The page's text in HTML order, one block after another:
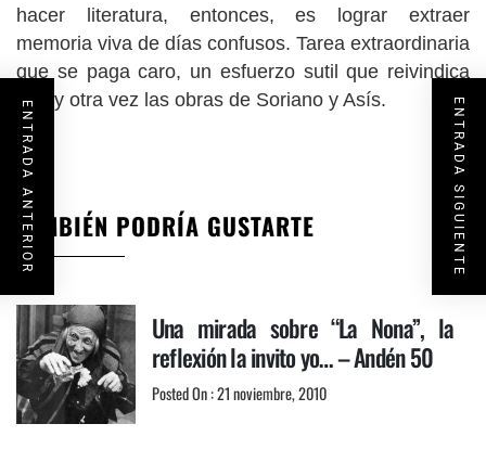
hacer literatura, entonces, es lograr extraer
memoria viva de días confusos. Tarea extraordinaria
que se paga caro, un esfuerzo sutil que reivindica
una y otra vez las obras de Soriano y Asís.
TAMBIÉN PODRÍA GUSTARTE
Una mirada sobre “La Nona”, la
reflexión la invito yo… – Andén 50
Posted On : 21 noviembre, 2010
ENTRADA ANTERIOR ENTRADA SIGUIENTE